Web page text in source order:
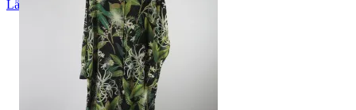
Läs omdömen Följ